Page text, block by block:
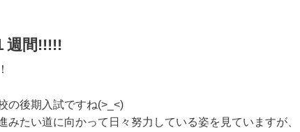
週間!!!!!
の後期入試ですね(>_<)
みたい道に向かって日々努力している姿を見ていますが、